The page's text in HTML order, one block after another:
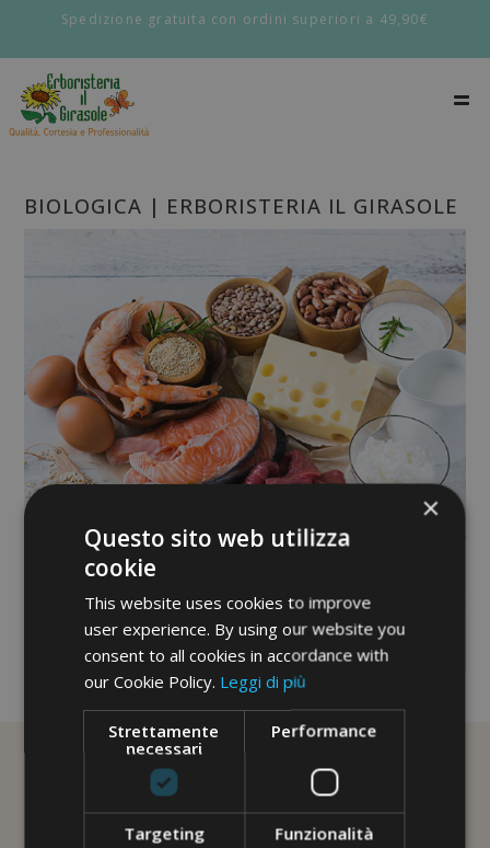
Spedizione gratuita con ordini superiori a 49,90€
BIOLOGICA | ERBORISTERIA IL GIRASOLE
No image description ...
×
Questo sito web utilizza
cookie
This website uses cookies to improve
user experience. By using our website you
consent to all cookies in accordance with
our Cookie Policy. Leggi di più
Strettamente
necessari
Performance
Targeting Funzionalità